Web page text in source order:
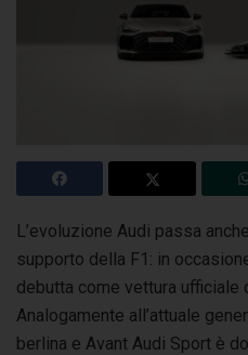
L’evoluzione Audi passa
supporto della F1: in
debutta come vettura ufficiale
Analogamente all’attuale
berlina e Avant Audi Sport è